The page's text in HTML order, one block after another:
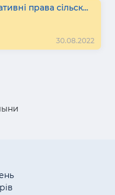
права сільск...
30.08.2022